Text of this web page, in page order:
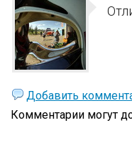
Добавить
Комментарии могут